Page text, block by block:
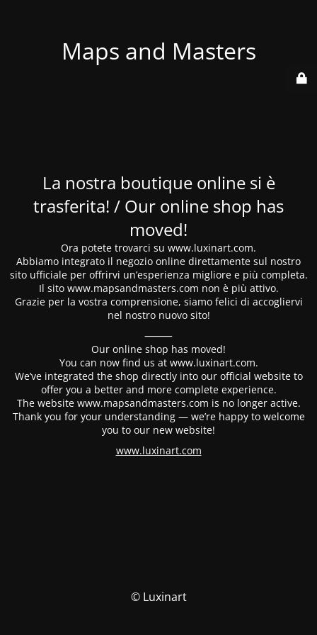
Maps and Masters
La nostra boutique online si è
trasferita! / Our online shop has
moved!
Ora potete trovarci su www.luxinart.com.
Abbiamo integrato il negozio online direttamente sul nostro
sito ufficiale per offrirvi un’esperienza migliore e più completa.
Il sito www.mapsandmasters.com non è più attivo.
Grazie per la vostra comprensione, siamo felici di accogliervi
nel nostro nuovo sito!
⸻
Our online shop has moved!
You can now find us at www.luxinart.com.
We’ve integrated the shop directly into our official website to
offer you a better and more complete experience.
The website www.mapsandmasters.com is no longer active.
Thank you for your understanding — we’re happy to welcome
you to our new website!
www.luxinart.com
© Luxinart